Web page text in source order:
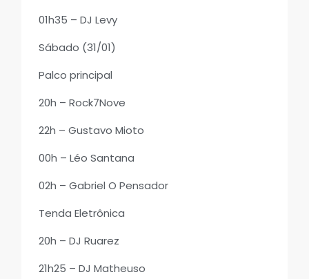
01h35 – DJ Levy
Sábado (31/01)
Palco principal
20h – Rock7Nove
22h – Gustavo Mioto
00h – Léo Santana
02h – Gabriel O Pensador
Tenda Eletrônica
20h – DJ Ruarez
21h25 – DJ Matheuso